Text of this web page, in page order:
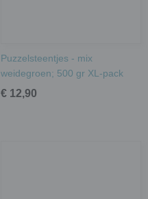
Puzzelsteentjes - mix
weidegroen; 500 gr XL-pack
€ 12,90